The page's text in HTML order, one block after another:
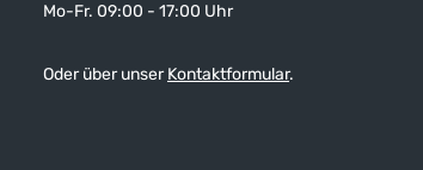
Mo-Fr. 09:00 - 17:00 Uhr
Oder über unserKontaktformular.